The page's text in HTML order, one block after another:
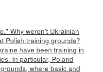
Why weren't Ukrainian
Polish training grounds?
have been training in
In particular, Poland
where basic and